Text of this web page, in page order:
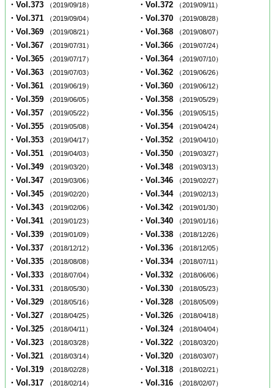
・Vol.373 （2019/09/18） ・Vol.372 （2019/09/11）
・Vol.371 （2019/09/04） ・Vol.370 （2019/08/28）
・Vol.369 （2019/08/21） ・Vol.368 （2019/08/07）
・Vol.367 （2019/07/31） ・Vol.366 （2019/07/24）
・Vol.365 （2019/07/17） ・Vol.364 （2019/07/10）
・Vol.363 （2019/07/03） ・Vol.362 （2019/06/26）
・Vol.361 （2019/06/19） ・Vol.360 （2019/06/12）
・Vol.359 （2019/06/05） ・Vol.358 （2019/05/29）
・Vol.357 （2019/05/22） ・Vol.356 （2019/05/15）
・Vol.355 （2019/05/08） ・Vol.354 （2019/04/24）
・Vol.353 （2019/04/17） ・Vol.352 （2019/04/10）
・Vol.351 （2019/04/03） ・Vol.350 （2019/03/27）
・Vol.349 （2019/03/20） ・Vol.348 （2019/03/13）
・Vol.347 （2019/03/06） ・Vol.346 （2019/02/27）
・Vol.345 （2019/02/20） ・Vol.344 （2019/02/13）
・Vol.343 （2019/02/06） ・Vol.342 （2019/01/30）
・Vol.341 （2019/01/23） ・Vol.340 （2019/01/16）
・Vol.339 （2019/01/09） ・Vol.338 （2018/12/26）
・Vol.337 （2018/12/12） ・Vol.336 （2018/12/05）
・Vol.335 （2018/08/08） ・Vol.334 （2018/07/11）
・Vol.333 （2018/07/04） ・Vol.332 （2018/06/06）
・Vol.331 （2018/05/30） ・Vol.330 （2018/05/23）
・Vol.329 （2018/05/16） ・Vol.328 （2018/05/09）
・Vol.327 （2018/04/25） ・Vol.326 （2018/04/18）
・Vol.325 （2018/04/11） ・Vol.324 （2018/04/04）
・Vol.323 （2018/03/28） ・Vol.322 （2018/03/20）
・Vol.321 （2018/03/14） ・Vol.320 （2018/03/07）
・Vol.319 （2018/02/28） ・Vol.318 （2018/02/21）
・Vol.317 （2018/02/14） ・Vol.316 （2018/02/07）